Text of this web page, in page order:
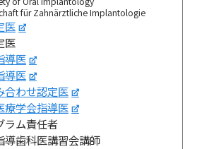
für Zahnärztliche Implantologie
医
医
導医
導医
合わせ認定医
療学会指導医
ラム責任者
導歯科医講習会講師